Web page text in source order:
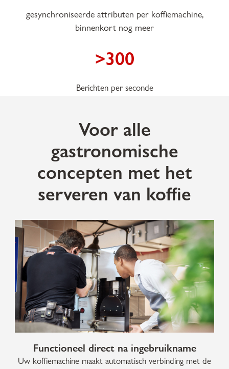
gesynchroniseerde attributen per koffiemachine,
binnenkort nog meer
>300
Berichten per seconde
Voor alle
gastronomische
concepten met het
serveren van koffie
Functioneel direct na ingebruikname
Uw koffiemachine maakt automatisch verbinding met de